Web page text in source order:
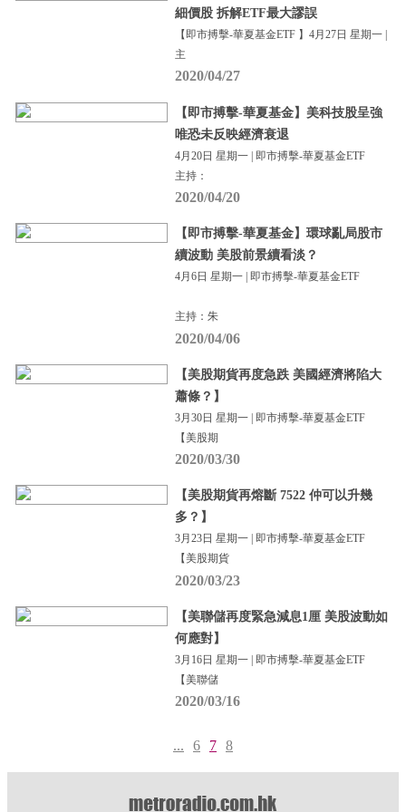
細價股 拆解ETF最大謬誤
【即市搏擊-華夏基金ETF 】4月27日 星期一 |
主
2020/04/27
【即市搏擊-華夏基金】美科技股呈強
唯恐未反映經濟衰退
4月20日 星期一 | 即市搏擊-華夏基金ETF
主持：
2020/04/20
【即市搏擊-華夏基金】環球亂局股市
續波動 美股前景續看淡？
4月6日 星期一 | 即市搏擊-華夏基金ETF
主持：朱
2020/04/06
【美股期貨再度急跌 美國經濟將陷大
蕭條？】
3月30日 星期一 | 即市搏擊-華夏基金ETF
【美股期
2020/03/30
【美股期貨再熔斷 7522 仲可以升幾
多？】
3月23日 星期一 | 即市搏擊-華夏基金ETF
【美股期貨
2020/03/23
【美聯儲再度緊急減息1厘 美股波動如
何應對】
3月16日 星期一 | 即市搏擊-華夏基金ETF
【美聯儲
2020/03/16
... 6 7 8